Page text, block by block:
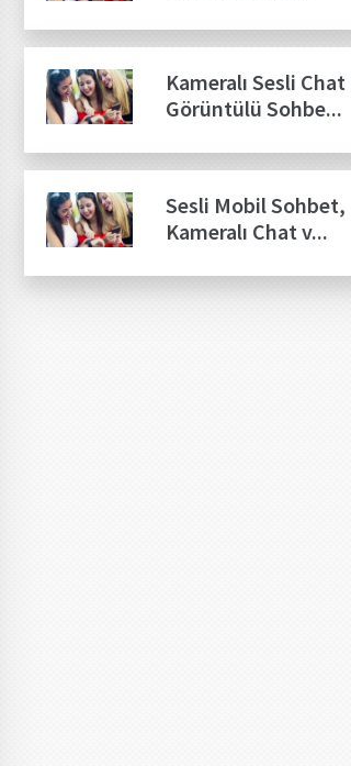
Kameralı Sesli Chat
Görüntülü Sohbe...
Sesli Mobil Sohbet,
Kameralı Chat v...